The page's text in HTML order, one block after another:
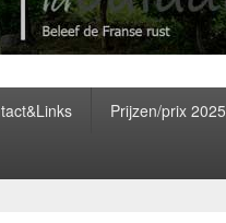
Prijzen/prix 2025